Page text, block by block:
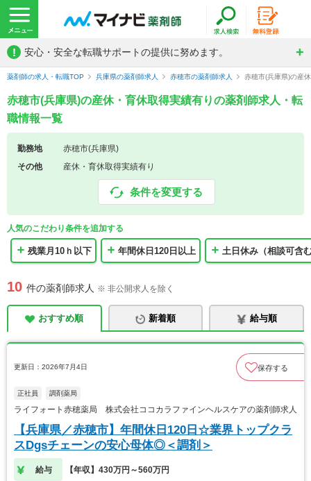
! 安心・安全な転職サポートの提供に努めます。
薬剤師の求人・転職TOP 兵庫県の薬剤師求人 赤穂市の薬剤師求人 赤穂市(兵庫県)の産
赤穂市(兵庫県)の産休・育休取得実績有りの薬剤師求人・転
職情報一覧
勤務地
赤穂市(兵庫県)
その他
産休・育休取得実績有り
条件を変更する
人気のこだわり条件を追加する
残業月10ｈ以下 年間休日120日以上 土日休み（相談可含
10 件の薬剤師求人 ※ 非公開求人を除く
おすすめ順 新着順 給与順
更新日：2026年7月4日 保存する
正社員 調剤薬局
ライフォート赤穂薬局 株式会社ココカラファインヘルスケアの薬剤師求人
【兵庫県／赤穂市】年間休日120日☆業界トップクラ
スDgsチェーンの安心母体◎＜調剤＞
給与 【年収】430万円～560万円